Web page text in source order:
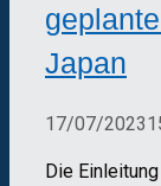
Japan
17/07/2023
Die